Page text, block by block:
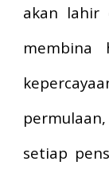
akan lahir
membina
setiap